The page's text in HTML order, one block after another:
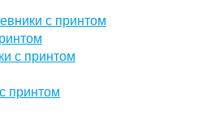
с принтом
с принтом
принтом